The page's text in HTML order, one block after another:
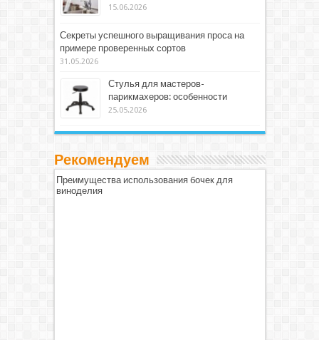
15.06.2026
Секреты успешного выращивания проса на
примере проверенных сортов
31.05.2026
Стулья для мастеров-
парикмахеров: особенности
25.05.2026
Рекомендуем
Преимущества использования бочек для
виноделия